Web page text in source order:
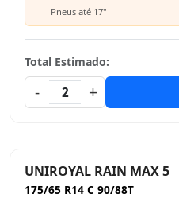
Pneus até 17"
Total Estimado:
-
2 +
UNIROYAL RAIN MAX 5
175/65 R14 C 90/88T